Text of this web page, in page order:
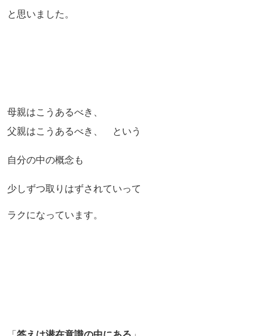
と思いました。
母親はこうあるべき、
父親はこうあるべき、 という
自分の中の概念も
少しずつ取りはずされていって
ラクになっています。